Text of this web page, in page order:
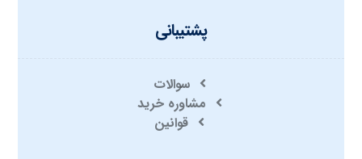
پشتیبانی
سوالات
مشاوره خرید
قوانین